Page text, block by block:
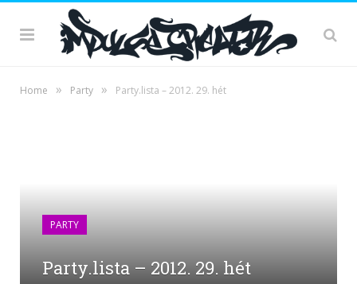
Home » Party » Party.lista – 2012. 29. hét
PARTY
Party.lista – 2012. 29. hét